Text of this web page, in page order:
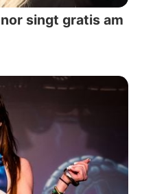
singt gratis am